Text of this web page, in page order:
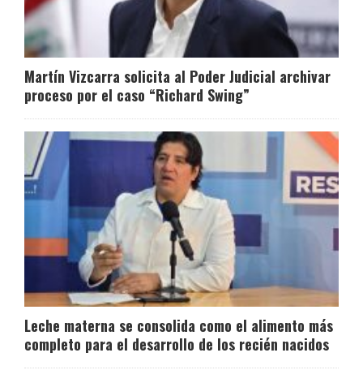
Martín Vizcarra solicita al Poder Judicial archivar
proceso por el caso “Richard Swing”
Leche materna se consolida como el alimento más
completo para el desarrollo de los recién nacidos